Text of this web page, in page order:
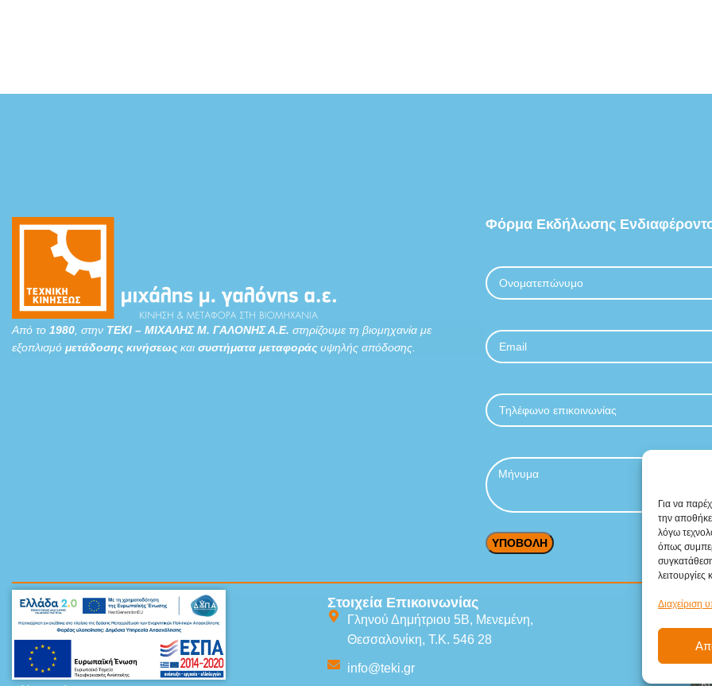
Για να
την
λόγω
όπως
λειτουργίες
Διαχείριση
Μεταφορικές ταινίες PU
Υφασμάτινες μεταφορικές ταινίες
Μεταφορικές ταινίες TEFLON PTFE
Από το 1980 , στην ΤΕΚΙ – ΜΙΧΑΛΗΣ Μ. ΓΑΛΟΝΗΣ Α.Ε. στηρίζουμε τη βιομηχανία με
εξοπλισμό μετάδοσης κινήσεως και συστήματα μεταφοράς υψηλής απόδοσης.
Φόρμα Εκδήλωσης
Sitemap
Αρχική
Προϊόντα
Στοιχεία Επικοινωνίας
Γληνού Δημήτριου 5Β, Μενεμένη,
Θεσσαλονίκη, Τ.Κ. 546 28
info@teki.gr